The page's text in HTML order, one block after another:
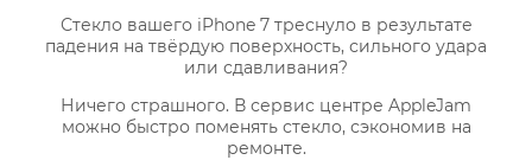
Стекло вашего iPhone 7 треснуло в результате
падения на твёрдую поверхность, сильного удара
или сдавливания?
Ничего страшного. В сервис центре AppleJam
можно быстро поменять стекло, сэкономив на
ремонте.